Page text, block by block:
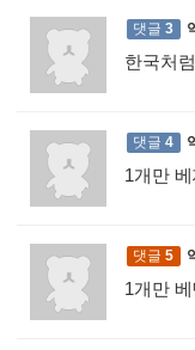
댓글 3
한국처
댓글 4
1개만
댓글 5
1개만